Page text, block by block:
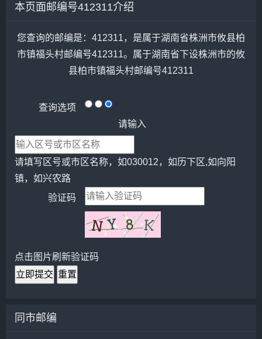
本页面邮编号412311介绍
您查询的邮编是：412311，是属于湖南省株洲市攸县柏
市镇福头村邮编号412311。属于湖南省下设株洲市的攸
县柏市镇福头村邮编号412311
查询选项
请输入
请填写区号或市区名称，如030012，如历下区,如向阳
镇，如兴农路
验证码
点击图片刷新验证码
立即提交 重置
同市邮编